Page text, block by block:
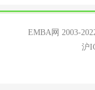
EMBA网 2003-
沪